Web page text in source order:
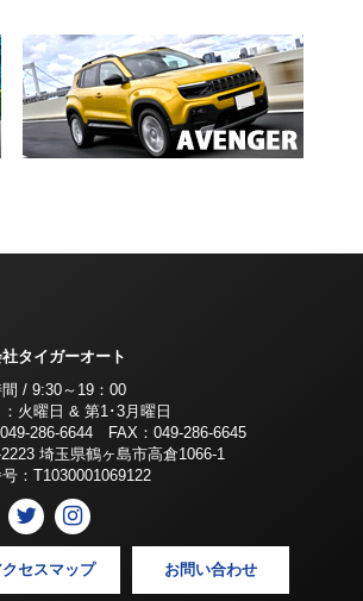
タイガーオート
/ 9:30～19：00
火曜日 & 第1･3月曜日
286-6644 FAX：049-286-6645
埼玉県鶴ヶ島市高倉1066-1
：T1030001069122
クセスマップ お問い合わせ